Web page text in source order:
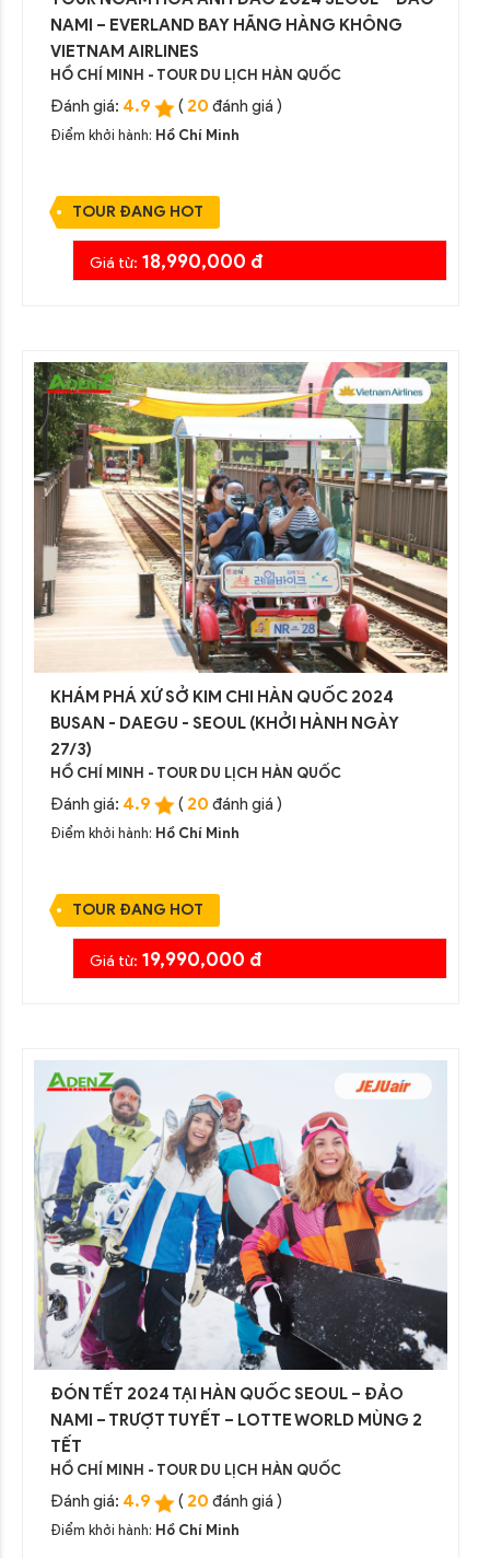
NAMI – EVERLAND BAY HÃNG HÀNG KHÔNG
VIETNAM AIRLINES
HỒ CHÍ MINH - TOUR DU LỊCH HÀN QUỐC
Đánh giá: 4.9 ( 20 đánh giá )
Điểm khởi hành: Hồ Chí Minh
TOUR ĐANG HOT
Giá từ: 18,990,000 đ
KHÁM PHÁ XỨ SỞ KIM CHI HÀN QUỐC 2024
BUSAN - DAEGU - SEOUL (KHỞI HÀNH NGÀY
27/3)
HỒ CHÍ MINH - TOUR DU LỊCH HÀN QUỐC
Đánh giá: 4.9 ( 20 đánh giá )
Điểm khởi hành: Hồ Chí Minh
TOUR ĐANG HOT
Giá từ: 19,990,000 đ
ĐÓN TẾT 2024 TẠI HÀN QUỐC SEOUL – ĐẢO
NAMI – TRƯỢT TUYẾT – LOTTE WORLD MÙNG 2
TẾT
HỒ CHÍ MINH - TOUR DU LỊCH HÀN QUỐC
Đánh giá: 4.9 ( 20 đánh giá )
Điểm khởi hành: Hồ Chí Minh